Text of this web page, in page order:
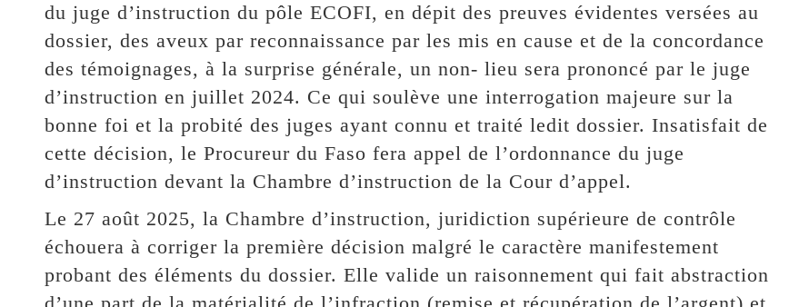
du juge d’instruction du pôle ECOFI, en dépit des preuves évidentes versées au
dossier, des aveux par reconnaissance par les mis en cause et de la concordance
des témoignages, à la surprise générale, un non- lieu sera prononcé par le juge
d’instruction en juillet 2024. Ce qui soulève une interrogation majeure sur la
bonne foi et la probité des juges ayant connu et traité ledit dossier. Insatisfait de
cette décision, le Procureur du Faso fera appel de l’ordonnance du juge
d’instruction devant la Chambre d’instruction de la Cour d’appel.
Le 27 août 2025, la Chambre d’instruction, juridiction supérieure de contrôle
échouera à corriger la première décision malgré le caractère manifestement
probant des éléments du dossier. Elle valide un raisonnement qui fait abstraction